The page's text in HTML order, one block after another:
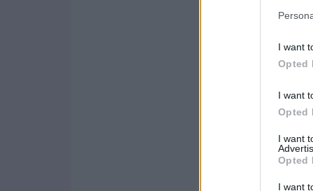
I want
Opted
I want
Opted
I want
Opted
I want